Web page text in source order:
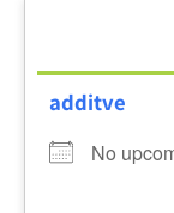
additve
No